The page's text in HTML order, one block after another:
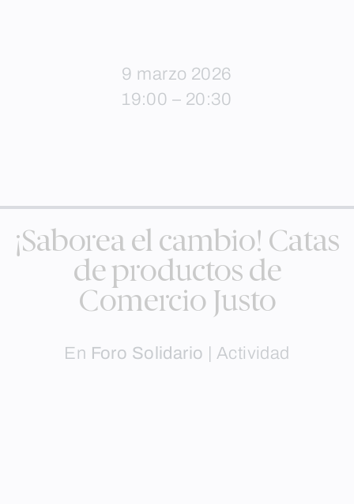
9 marzo 2026
19:00 – 20:30
¡Saborea el cambio! Catas
de productos de
Comercio Justo
En Foro Solidario Actividad